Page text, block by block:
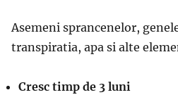
Asemeni sprancenelor,
transpiratia, apa si alte
Cresc timp de 3 luni